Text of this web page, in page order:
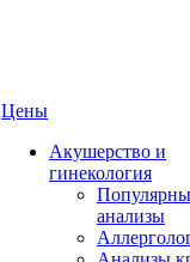
Цены
Акушерство и
гинекология
анализы